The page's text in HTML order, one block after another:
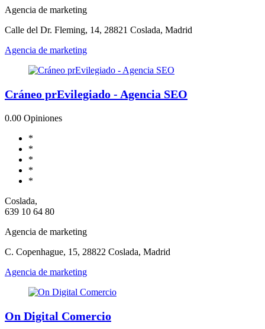
Agencia de marketing
Calle del Dr. Fleming, 14, 28821 Coslada, Madrid
Agencia de marketing
Cráneo prEvilegiado - Agencia SEO
0.00 Opiniones
*
*
*
*
*
Coslada,
639 10 64 80
Agencia de marketing
C. Copenhague, 15, 28822 Coslada, Madrid
Agencia de marketing
On Digital Comercio